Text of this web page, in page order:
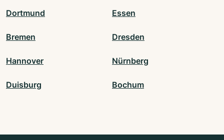
Dortmund Essen
Bremen Dresden
Hannover Nürnberg
Duisburg Bochum